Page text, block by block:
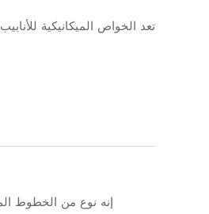
تعد الخواص الميكانيكية
إنه نوع من الخطوط